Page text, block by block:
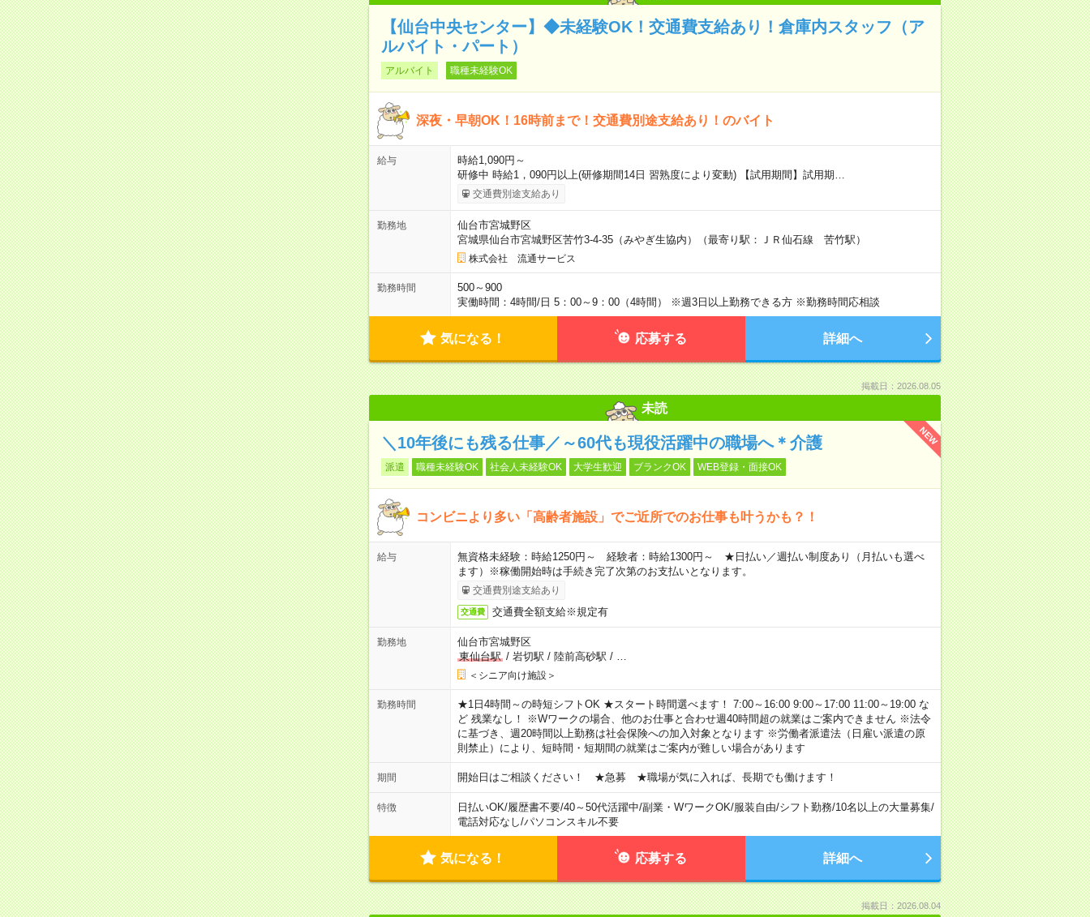
【仙台中央センター】◆未経験OK！交通費支給あり！倉庫内スタッフ（ア
ルバイト・パート）
アルバイト 職種未経験OK
深夜・早朝OK！16時前まで！交通費別途支給あり！のバイト
給与
時給1,090円～
研修中 時給1，090円以上(研修期間14日 習熟度により変動) 【試用期間】試用期…
交通費別途支給あり
勤務地
仙台市宮城野区
宮城県仙台市宮城野区苦竹3-4-35（みやぎ生協内）（最寄り駅：ＪＲ仙石線 苦竹駅）
株式会社 流通サービス
勤務時間
500～900
実働時間：4時間/日 5：00～9：00（4時間） ※週3日以上勤務できる方 ※勤務時間応相談
気になる！ 応募する 詳細へ
掲載日：2026.08.05
未読
NEW
＼10年後にも残る仕事／～60代も現役活躍中の職場へ＊介護
派遣 職種未経験OK 社会人未経験OK 大学生歓迎 ブランクOK WEB登録・面接OK
コンビニより多い「高齢者施設」でご近所でのお仕事も叶うかも？！
給与
無資格未経験：時給1250円～ 経験者：時給1300円～ ★日払い／週払い制度あり（月払いも選べ
ます）※稼働開始時は手続き完了次第のお支払いとなります。
交通費別途支給あり
交通費 交通費全額支給※規定有
勤務地
仙台市宮城野区
東仙台駅/ 岩切駅 / 陸前高砂駅 /
＜シニア向け施設＞
勤務時間
★1日4時間～の時短シフトOK ★スタート時間選べます！ 7:00～16:00 9:00～17:00 11:00～19:00 な
ど 残業なし！ ※Wワークの場合、他のお仕事と合わせ週40時間超の就業はご案内できません ※法令
に基づき、週20時間以上勤務は社会保険への加入対象となります ※労働者派遣法（日雇い派遣の原
則禁止）により、短時間・短期間の就業はご案内が難しい場合があります
期間 開始日はご相談ください！ ★急募 ★職場が気に入れば、長期でも働けます！
特徴 日払いOK/履歴書不要/40～50代活躍中/副業・WワークOK/服装自由/シフト勤務/10名以上の大量募集/
電話対応なし/パソコンスキル不要
気になる！ 応募する 詳細へ
掲載日：2026.08.04